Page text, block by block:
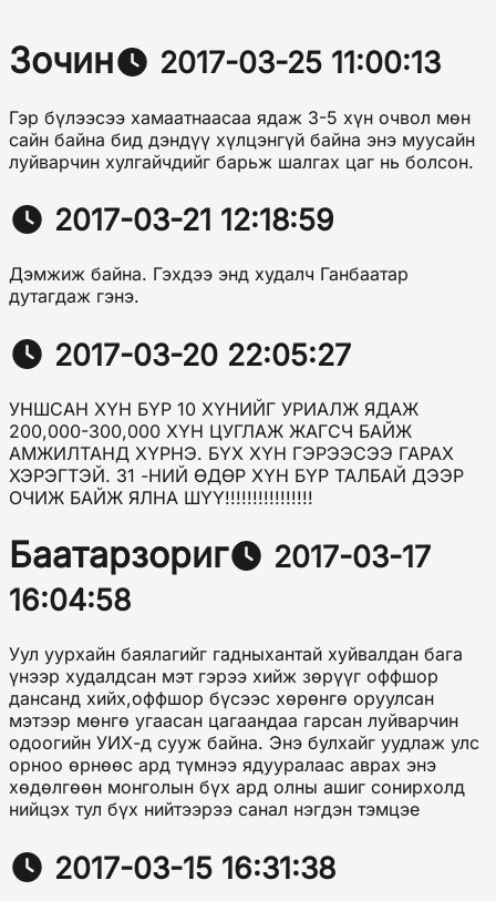
Зочин 2017-03-25 11:00:13
Гэр бүлээсээ хамаатнаасаа ядаж 3-5 хүн очвол мөн
сайн байна бид дэндүү хүлцэнгүй байна энэ муусайн
луйварчин хулгайчдийг барьж шалгах цаг нь болсон.
2017-03-21 12:18:59
Дэмжиж байна. Гэхдээ энд худалч Ганбаатар
дутагдаж гэнэ.
2017-03-20 22:05:27
УНШСАН ХҮН БҮР 10 ХҮНИЙГ УРИАЛЖ ЯДАЖ
200,000-300,000 ХҮН ЦУГЛАЖ ЖАГСЧ БАЙЖ
АМЖИЛТАНД ХҮРНЭ. БҮХ ХҮН ГЭРЭЭСЭЭ ГАРАХ
ХЭРЭГТЭЙ. 31 -НИЙ ӨДӨР ХҮН БҮР ТАЛБАЙ ДЭЭР
ОЧИЖ БАЙЖ ЯЛНА ШҮҮ!!!!!!!!!!!!!!!!
Баатарзориг
2017-03-17
16:04:58
Уул уурхайн баялагийг гадныхантай хуйвалдан бага
үнээр худалдсан мэт гэрээ хийж зөрүүг оффшор
дансанд хийх,оффшор бүсээс хөрөнгө оруулсан
мэтээр мөнгө угаасан цагаандаа гарсан луйварчин
одоогийн УИХ-д сууж байна. Энэ булхайг уудлаж улс
орноо өрнөөс ард түмнээ ядууралаас аврах энэ
хөдөлгөөн монголын бүх ард олны ашиг сонирхолд
нийцэх тул бүх нийтээрээ санал нэгдэн тэмцэе
2017-03-15 16:31:38